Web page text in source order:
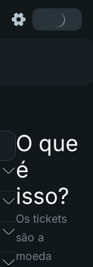
O que
é
isso?
Os tickets
são a
moeda